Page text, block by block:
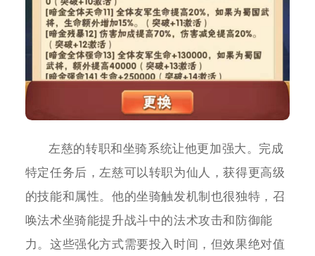
左慈的转职和坐骑系统让他更加强大。完成
特定任务后，左慈可以转职为仙人，获得更高级
的技能和属性。他的坐骑触发机制也很独特，召
唤法术坐骑能提升战斗中的法术攻击和防御能
力。这些强化方式需要投入时间，但效果绝对值